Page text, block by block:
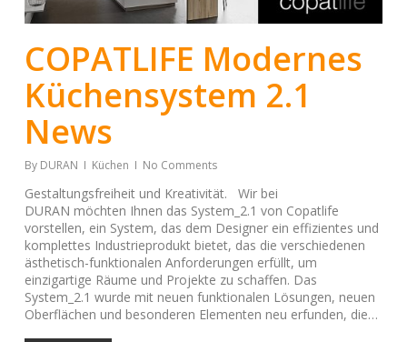
COPATLIFE Modernes
Küchensystem 2.1
News
By DURAN Küchen No Comments
Gestaltungsfreiheit und Kreativität. Wir bei
DURAN möchten Ihnen das System_2.1 von Copatlife
vorstellen, ein System, das dem Designer ein effizientes und
komplettes Industrieprodukt bietet, das die verschiedenen
ästhetisch-funktionalen Anforderungen erfüllt, um
einzigartige Räume und Projekte zu schaffen. Das
System_2.1 wurde mit neuen funktionalen Lösungen, neuen
Oberflächen und besonderen Elementen neu erfunden, die…